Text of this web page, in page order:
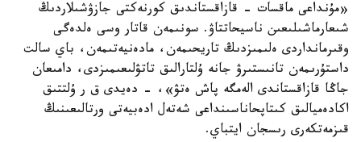
«مۇنداعى ماقسات - قازاقستاندىق كورنەكتى جازۋشىلاردىڭ
شىعارماشىلىعىن ناسيحاتتاۋ. سونىمەن قاتار وسى ەلدەگى
وقىرمانداردى ەلىمىزدىڭ تاريحىمەن، مادەنيەتىمەن، باي سالت
داستۇرىمەن تانىستىرۋ جانە ۇلتارالىق تاتۋلىعىمىزدى، دامىعان
جاڭا قازاقستاندى الەمگە پاش ەتۋ»، - دەيدى ق ر ۇلتتىق
اكادەميالىق كىتاپحاناسىنداعى شەتەل ادەبيەتى ورتالىعىنىڭ
قىزمەتكەرى رىسجان ايتباي.